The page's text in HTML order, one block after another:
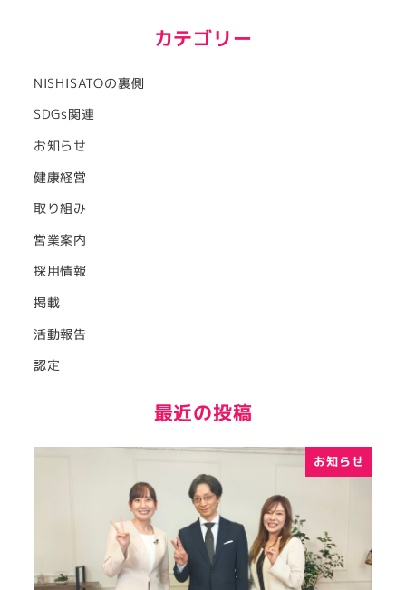
カテゴリー
NISHISATOの裏側
SDGs関連
お知らせ
健康経営
取り組み
営業案内
採用情報
掲載
活動報告
認定
最近の投稿
お知らせ